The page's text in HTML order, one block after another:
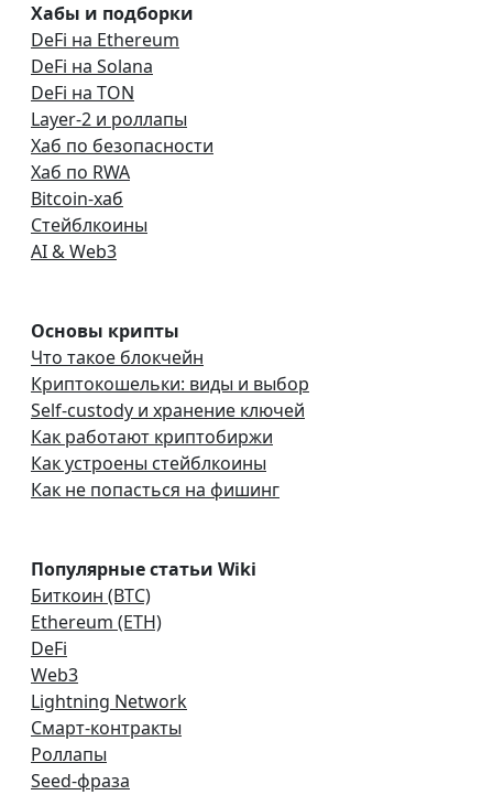
Хабы и подборки
DeFi на Ethereum
DeFi на Solana
DeFi на TON
Layer-2 и роллапы
Хаб по безопасности
Хаб по RWA
Bitcoin-хаб
Стейблкоины
AI & Web3
Основы крипты
Что такое блокчейн
Криптокошельки: виды и выбор
Self-custody и хранение ключей
Как работают криптобиржи
Как устроены стейблкоины
Как не попасться на фишинг
Популярные статьи Wiki
Биткоин (BTC)
Ethereum (ETH)
DeFi
Web3
Lightning Network
Смарт-контракты
Роллапы
Seed-фраза